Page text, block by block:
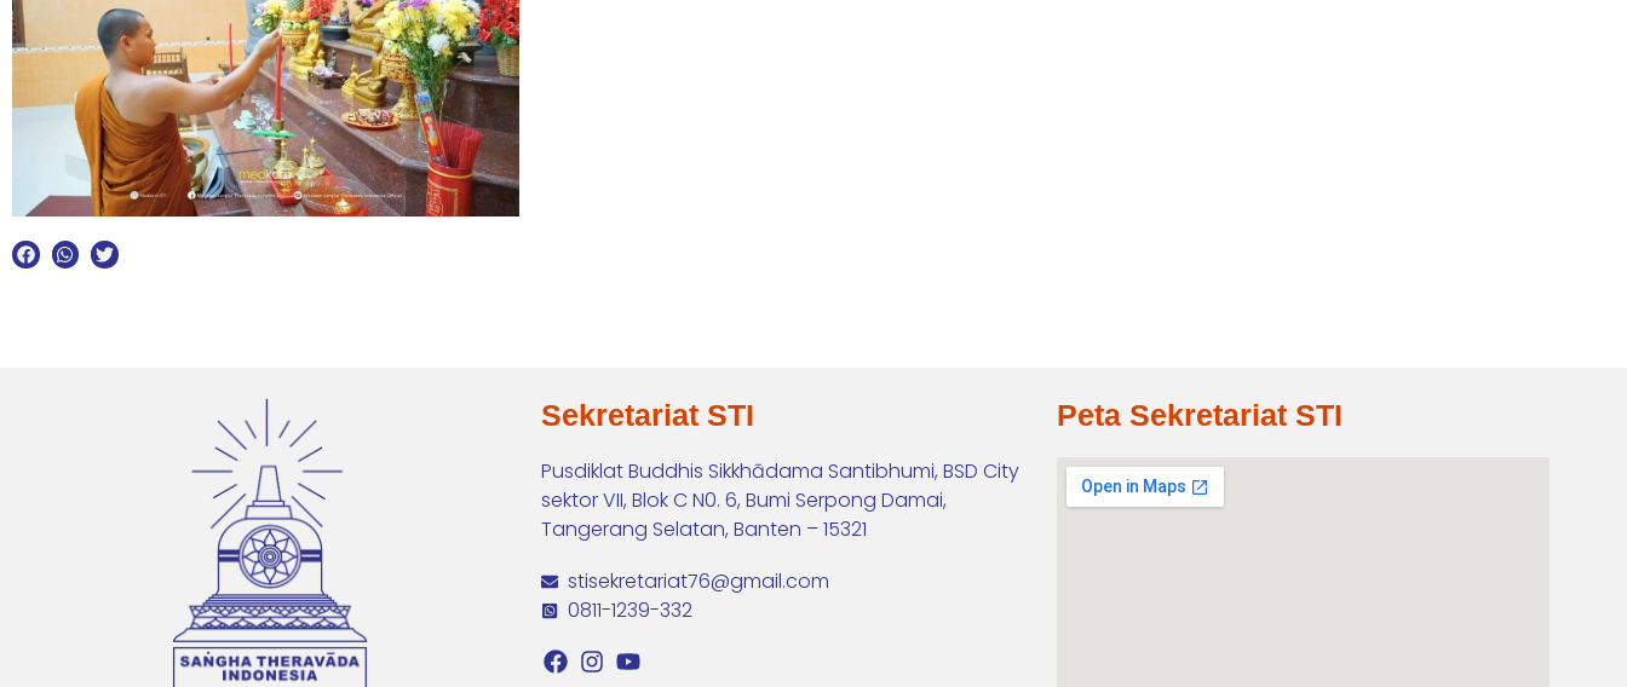
Sekretariat STI
Pusdiklat Buddhis Sikkhādama Santibhumi, BSD City
sektor VII, Blok C N0. 6, Bumi Serpong Damai,
Tangerang Selatan, Banten – 15321
stisekretariat76@gmail.com
0811-1239-332
Peta Sekretariat STI